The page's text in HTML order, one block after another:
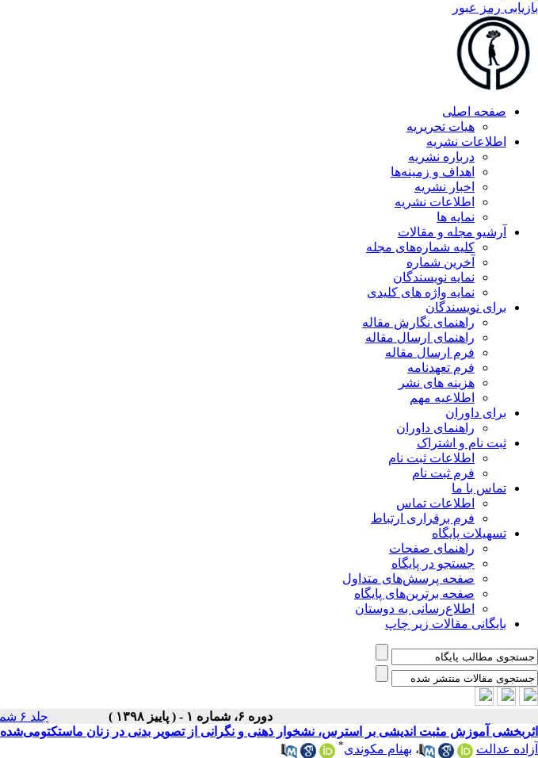
بازیابی رمز عبور
صفحه اصلی
هیات تحریریه
اطلاعات نشریه
درباره نشریه
اهداف و زمینه‌ها
اخبار نشریه
اطلاعات نشریه
نمایه ها
آرشیو مجله و مقالات
کلیه شماره‌های مجله
آخرین شماره
نمایه نویسندگان
نمایه واژه های کلیدی
برای نویسندگان
راهنمای نگارش مقاله
راهنمای ارسال مقاله
فرم ارسال مقاله
فرم تعهدنامه
هزینه های نشر
اطلاعیه مهم
برای داوران
راهنمای داوران
ثبت نام و اشتراک
اطلاعات ثبت نام
فرم ثبت نام
تماس با ما
اطلاعات تماس
فرم برقراری ارتباط
تسهیلات پایگاه
راهنمای صفحات
جستجو در پایگاه
صفحه پرسش‌های متداول
صفحه برترین‌های پایگاه
اطلاع‌رسانی به دوستان
بایگانی مقالات زیر چاپ
دوره ۶، شماره ۱ - ( پاییز ۱۳۹۸ ) جلد ۶ شماره ۱ صفحات ۷۶-۶۹
اثربخشی آموزش مثبت اندیشی بر استرس، نشخوار ذهنی و نگرانی از تصویر بدنی در زنان ماستکتومی‌شده
آزاده عدالت
، بهنام مکوندی*